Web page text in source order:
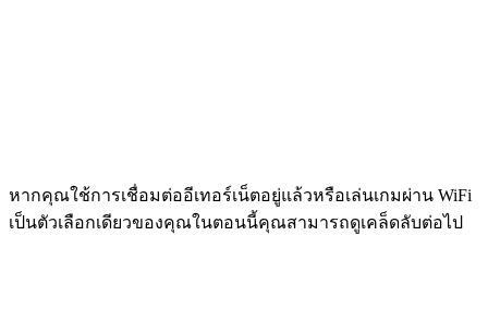
หากคุณใช้การเชื่อมต่ออีเทอร์เน็ตอยู่แล้วหรือเล่นเกมผ่าน WiFi
เป็นตัวเลือกเดียวของคุณในตอนนี้คุณสามารถดูเคล็ดลับต่อไป